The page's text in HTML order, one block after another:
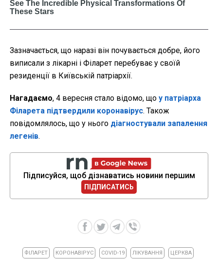
Зазначається, що наразі він почувається добре, його
виписали з лікарні і Філарет перебуває у своїй
резиденції в Київській патріархії.
Нагадаємо, 4 вересня стало відомо, що у патріарха
Філарета підтвердили коронавірус. Також
повідомлялось, що у нього діагностували запалення
легенів.
Підписуйся, щоб дізнаватись новини першим
ПІДПИСАТИСЬ
ФІЛАРЕТ КОРОНАВІРУС COVID-19 ЛІКУВАННЯ ЦЕРКВА